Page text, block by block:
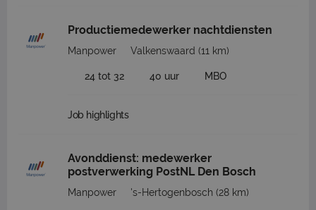
Productiemedewerker nachtdiensten
Manpower Valkenswaard (11 km)
24 tot 32 40 uur MBO
Job highlights
Avonddienst: medewerker
postverwerking PostNL Den Bosch
Manpower 's-Hertogenbosch (28 km)